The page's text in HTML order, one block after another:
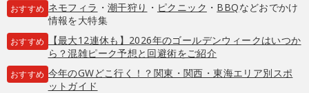
おすすめ ネモフィラ ・ 潮干狩り ・ ピクニック ・ BBQなどおでかけ
情報を大特集
おすすめ
【最大12連休も】2026年のゴールデンウィークはいつか
ら？混雑ピーク予想と回避術をご紹介
おすすめ 今年のGWどこ行く！？関東・関西・東海エリア別スポ
ットガイド